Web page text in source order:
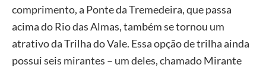
comprimento, a Ponte da Tremedeira, que passa
acima do Rio das Almas, também se tornou um
atrativo da Trilha do Vale. Essa opção de trilha ainda
possui seis mirantes – um deles, chamado Mirante